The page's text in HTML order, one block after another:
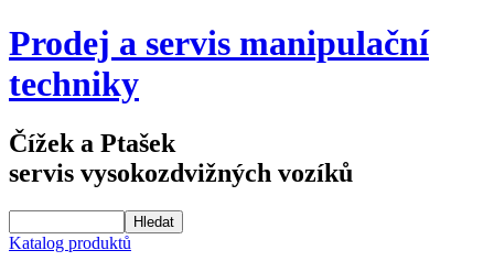
Prodej a servis manipulační
techniky
Čížek a Ptašek
servis vysokozdvižných vozíků
Katalog produktů